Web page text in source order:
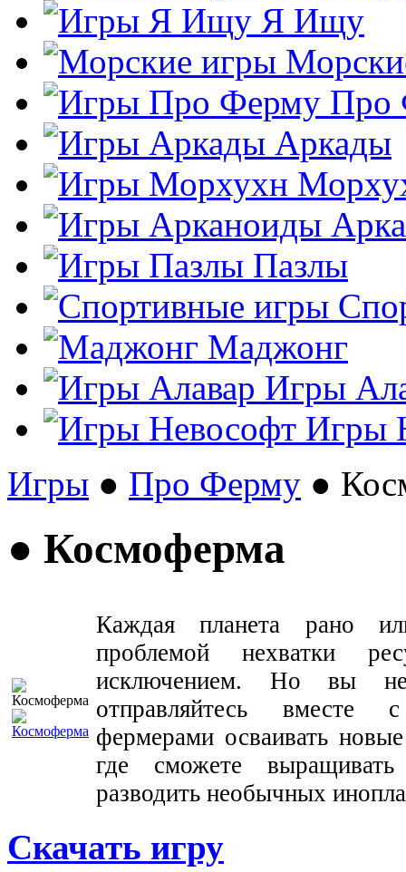
Я Ищу
Про
Аркады
Пазлы
Маджонг
Игры
Игры
Игры ● Про Ферму ●
● Космоферма
Каждая планета рано
проблемой нехватки
исключением. Но вы
отправляйтесь вместе
фермерами осваивать
где сможете
разводить необычных
Скачать игру